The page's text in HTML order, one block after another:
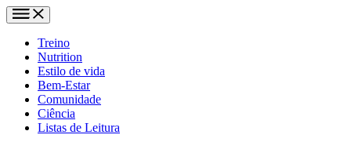
Treino
Nutrition
Estilo de vida
Bem-Estar
Comunidade
Ciência
Listas de Leitura